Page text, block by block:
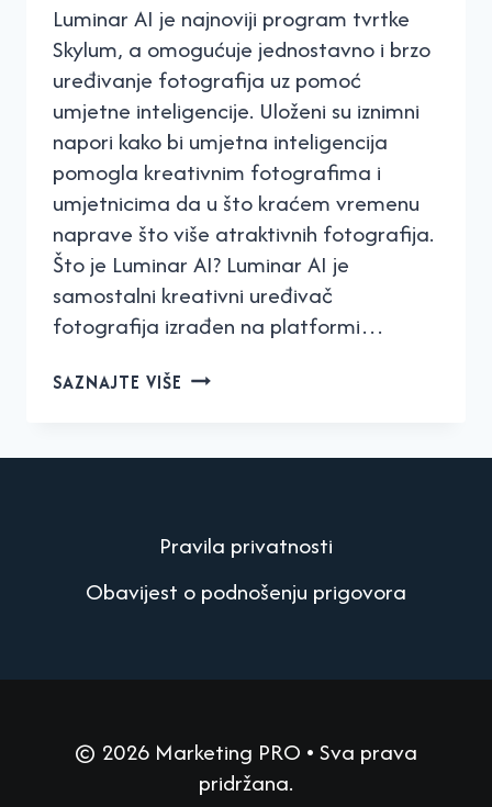
Luminar AI je najnoviji program tvrtke
Skylum, a omogućuje jednostavno i brzo
uređivanje fotografija uz pomoć
umjetne inteligencije. Uloženi su iznimni
napori kako bi umjetna inteligencija
pomogla kreativnim fotografima i
umjetnicima da u što kraćem vremenu
naprave što više atraktivnih fotografija.
Što je Luminar AI? Luminar AI je
samostalni kreativni uređivač
fotografija izrađen na platformi…
SAZNAJTE VIŠE LUMINAR
LIGHTROOMA
Pravila privatnosti
Obavijest o podnošenju prigovora
© 2026 Marketing PRO • Sva prava
pridržana.